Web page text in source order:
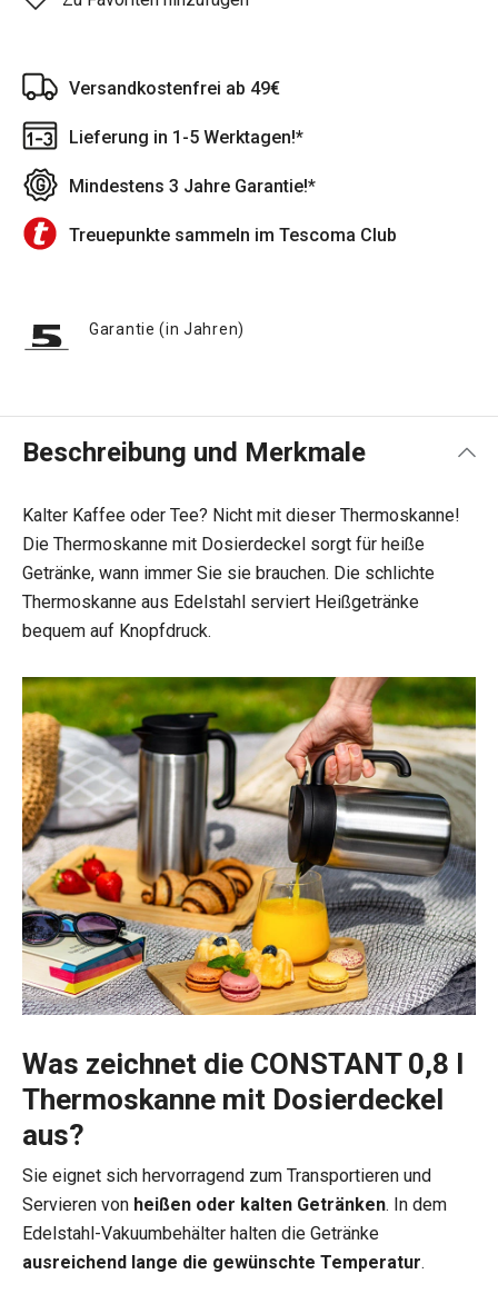
Versandkostenfrei ab 49€
Lieferung in 1-5 Werktagen!*
Mindestens 3 Jahre Garantie!*
Treuepunkte sammeln im Tescoma Club
Garantie (in Jahren)
Beschreibung und Merkmale
Kalter Kaffee oder Tee? Nicht mit dieser Thermoskanne!
Die Thermoskanne mit Dosierdeckel sorgt für heiße
Getränke, wann immer Sie sie brauchen. Die schlichte
Thermoskanne aus Edelstahl serviert Heißgetränke
bequem auf Knopfdruck.
Was zeichnet die CONSTANT 0,8 l
Thermoskanne mit Dosierdeckel
aus?
Sie eignet sich hervorragend zum Transportieren und
Servieren von heißen oder kalten Getränken. In dem
Edelstahl-Vakuumbehälter halten die Getränke
ausreichend lange die gewünschte Temperatur.